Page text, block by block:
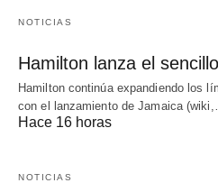
NOTICIAS
Hamilton lanza el
Hamilton continúa expandiendo los
con el lanzamiento de Jamaica
Hace 16 horas
NOTICIAS